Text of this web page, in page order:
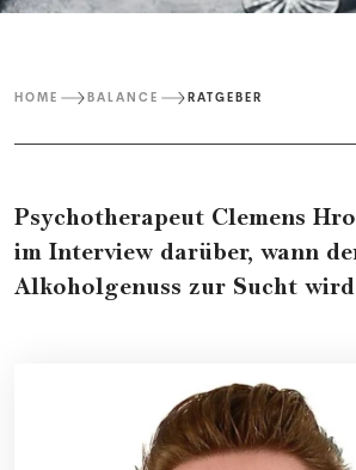
HOME BALANCE RATGEBER
Psychotherapeut Clemens
im Interview darüber, wann
Alkoholgenuss zur Sucht